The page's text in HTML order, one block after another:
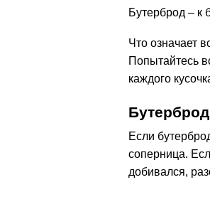
Бутерброд – к
Что означает
Попытайтесь
каждого
Если
соперница.
добивался,